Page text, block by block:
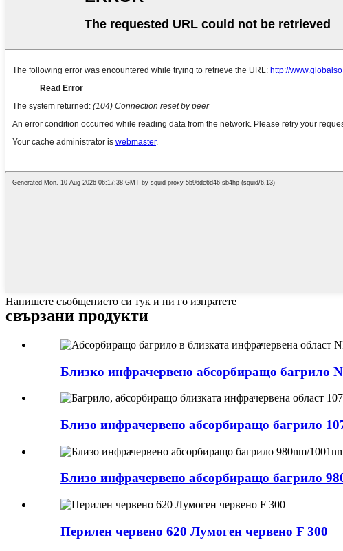
Напишете съобщението си тук и ни го изпратете
свързани продукти
Близко инфрачервено абсорбиращо багрило
Близо инфрачервено абсорбиращо багрило
Близо инфрачервено абсорбиращо багрило
Перилен червено 620 Лумоген червено F 300